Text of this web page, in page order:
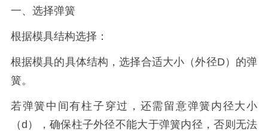
一、选择弹簧
根据模具结构选择：
根据模具的具体结构，选择合适大小（外径D）的弹
簧。
若弹簧中间有柱子穿过，还需留意弹簧内径大小
（d），确保柱子外径不能大于弹簧内径，否则无法